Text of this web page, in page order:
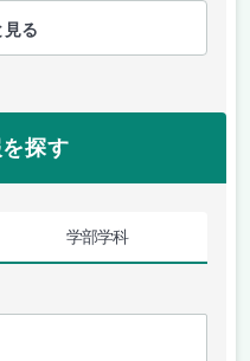
見る
探す
学部学科